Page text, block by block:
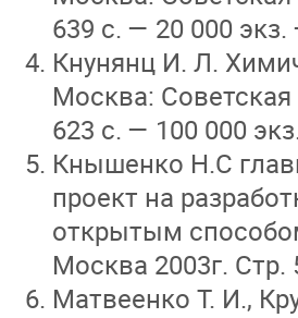
639 с. — 20 000
Кнунянц И. Л.
Москва:
623 с. — 100 000
Кнышенко Н.С
проект на
открытым
Москва 2003г. Стр.
Матвеенко Т. И.,